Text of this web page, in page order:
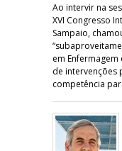
Ao intervir na
XVI Congresso
Sampaio,
em Enfermagem
de intervenções
competência